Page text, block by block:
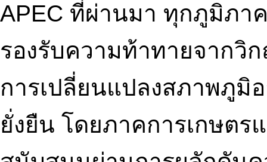
APEC ที่ผ่านมา ทุกภูมิภา
รองรับความท้าทายจากวิ
การเปลี่ยนแปลงสภาพภูมิ
ยั่งยืน โดยภาคการเกษต